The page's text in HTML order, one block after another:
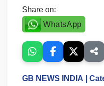
Share on:
WhatsApp
GB NEWS INDIA |